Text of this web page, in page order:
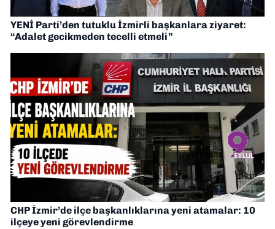
YENİ Parti’den tutuklu İzmirli başkanlara ziyaret:
“Adalet gecikmeden tecelli etmeli”
CHP İzmir’de ilçe başkanlıklarına yeni atamalar: 10
ilçeye yeni görevlendirme